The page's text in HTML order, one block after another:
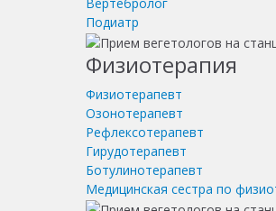
Подиатр
Физиотерапия
Физиотерапевт
Озонотерапевт
Рефлексотерапевт
Гирудотерапевт
Ботулинотерапевт
Медицинская сестра по